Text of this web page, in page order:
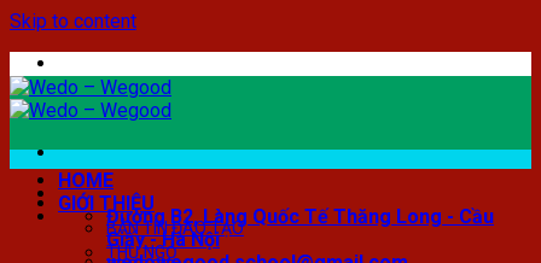
Skip to content
Đường B2, Làng Quốc Tế Thăng Long - Cầu
Giấy - Hà Nội
HOME
GIỚI THIỆU
BẢN TIN ĐÀO TẠO
THƯ NGỎ